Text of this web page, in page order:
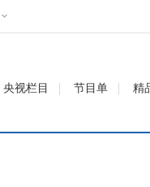
央视栏目 节目单 精